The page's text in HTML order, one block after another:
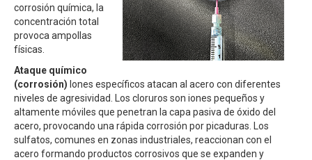
corrosión química, la
concentración total
provoca ampollas
físicas.
Ataque químico
(corrosión) Iones específicos atacan al acero con diferentes
niveles de agresividad. Los cloruros son iones pequeños y
altamente móviles que penetran la capa pasiva de óxido del
acero, provocando una rápida corrosión por picaduras. Los
sulfatos, comunes en zonas industriales, reaccionan con el
acero formando productos corrosivos que se expanden y